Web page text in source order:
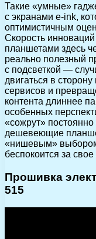
Такие «умные»
с экранами e-ink,
оптимистичным
Скорость
планшетами здесь
реально полезный
с подсветкой —
двигаться в
сервисов и
контента длиннее
особенных
«сожрут»
дешевеющие
«нишевым» выбором
беспокоится за
Прошивка
515